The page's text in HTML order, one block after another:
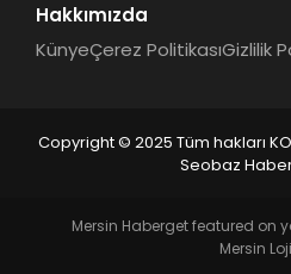
Hakkımızda
KünyeÇerez PolitikasıGizlilik
Copyright © 2025 Tüm hakları
Seobaz
Mersin Haberget featured on
Mersin